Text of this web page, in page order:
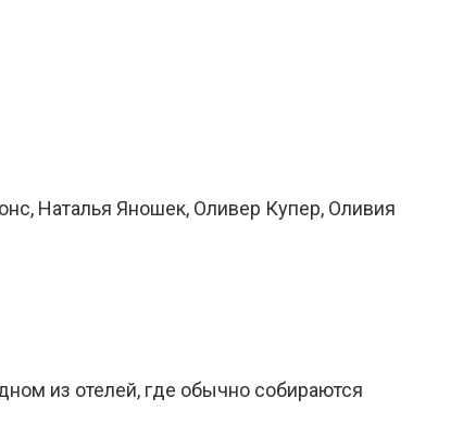
Наталья Яношек, Оливер Купер, Оливия
из отелей, где обычно собираются